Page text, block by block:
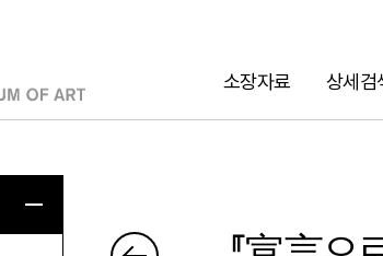
소장자료 상세검